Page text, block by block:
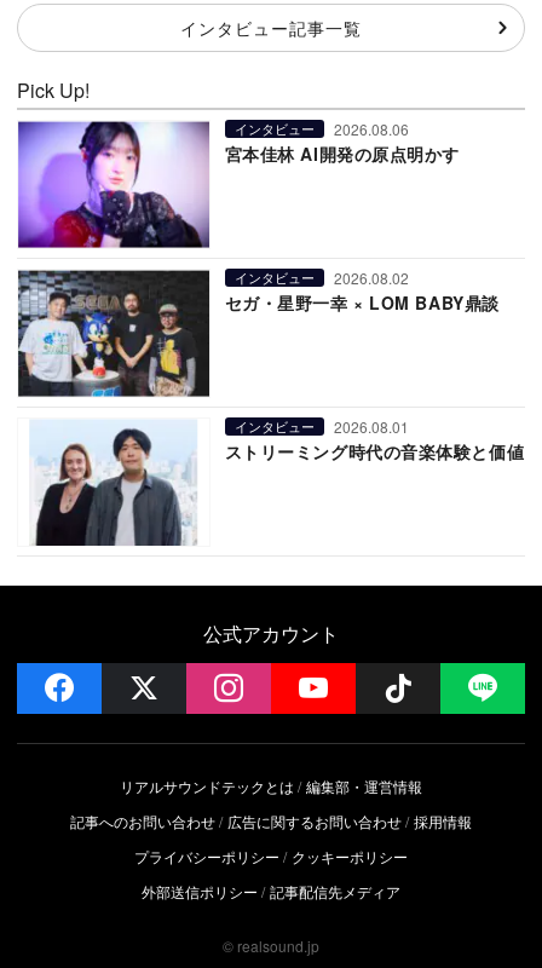
インタビュー記事一覧
Pick Up!
インタビュー 2026.08.06
宮本佳林 AI開発の原点明かす
インタビュー 2026.08.02
セガ・星野一幸 × LOM BABY鼎談
インタビュー 2026.08.01
ストリーミング時代の音楽体験と価値
公式アカウント
facebook instagramYouTube Follow
リアルサウンドテックとは
編集部・運営情報
記事へのお問い合わせ
広告に関するお問い合わせ 採用情報
プライバシーポリシー
クッキーポリシー
外部送信ポリシー
記事配信先メディア
© realsound.jp